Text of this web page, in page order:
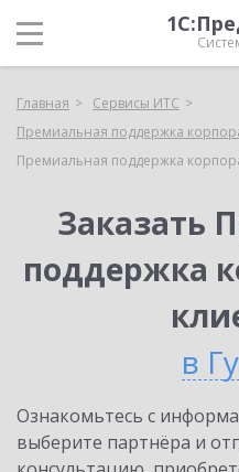
Главная
Сервисы ИТС
Премиальная поддержка
Премиальная поддержка
Заказать
поддержка
в
Ознакомьтесь с
выберите партнёра и